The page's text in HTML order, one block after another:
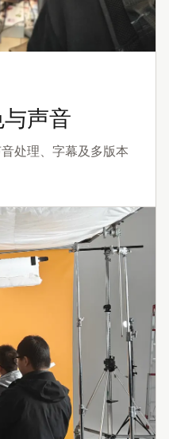
声音
处理、字幕及多版本